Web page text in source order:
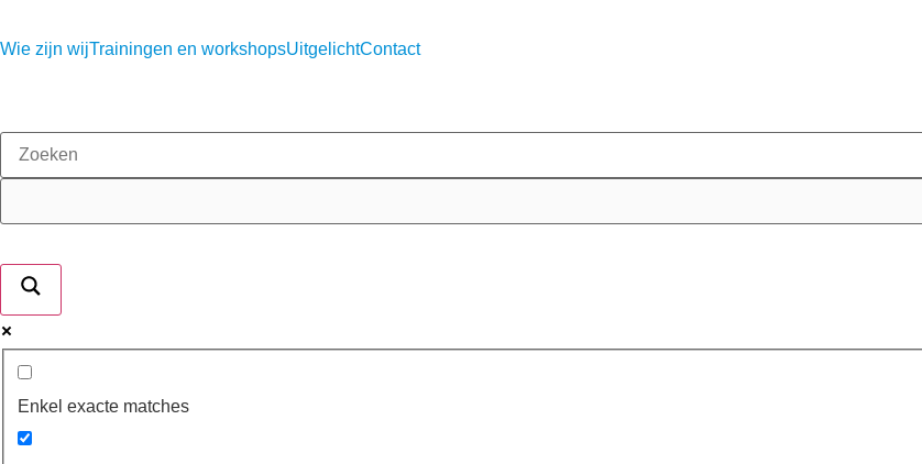
Wie zijn wijTrainingen en workshopsUitgelichtContact
Enkel exacte matches